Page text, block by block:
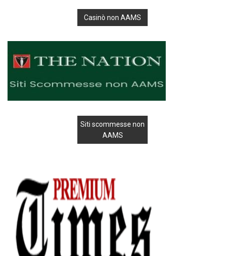
Casinò non AAMS
Siti scommesse non
AAMS